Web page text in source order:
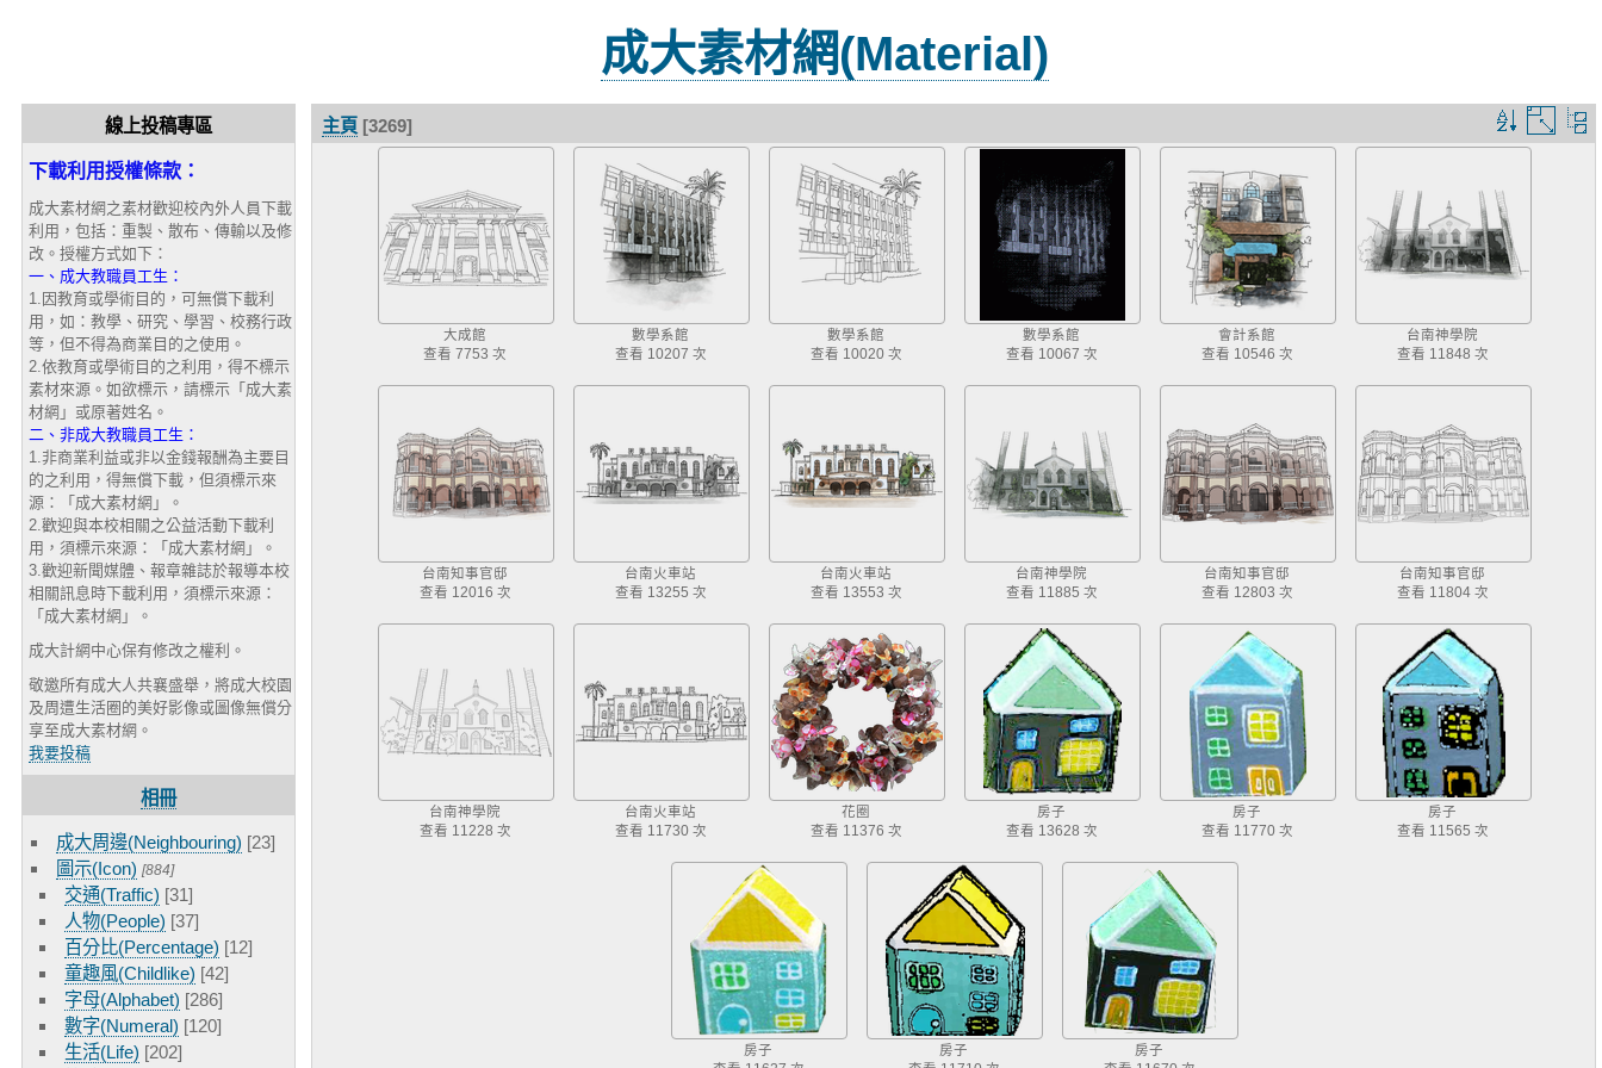
成大素材網(Material)
線上投稿專區
下載利用授權條款：
成大素材網之素材歡迎校內外人員下載
利用，包括：重製、散布、傳輸以及修
改。授權方式如下：
一、成大教職員工生：
1.因教育或學術目的，可無償下載利
用，如：教學、研究、學習、校務行政
等，但不得為商業目的之使用。
2.依教育或學術目的之利用，得不標示
素材來源。如欲標示，請標示「成大素
材網」或原著姓名。
二、非成大教職員工生：
1.非商業利益或非以金錢報酬為主要目
的之利用，得無償下載，但須標示來
源：「成大素材網」。
2.歡迎與本校相關之公益活動下載利
用，須標示來源：「成大素材網」。
3.歡迎新聞媒體、報章雜誌於報導本校
相關訊息時下載利用，須標示來源：
「成大素材網」。
成大計網中心保有修改之權利。
敬邀所有成大人共襄盛舉，將成大校園
及周遭生活圈的美好影像或圖像無償分
享至成大素材網。
我要投稿
相冊
成大周邊(Neighbouring) [23]
圖示(Icon) [884]
交通(Traffic) [31]
人物(People) [37]
百分比(Percentage) [12]
童趣風(Childlike) [42]
字母(Alphabet) [286]
數字(Numeral) [120]
生活(Life) [202]
排
序
圖
主頁 [3269]
大成館
查看 7753 次
數學系館
查看 10207 次
數學系館
查看 10020 次
數學系館
查看 10067 次
會計系館
查看 10546 次
台南神學院
查看 11848 次
台南知事官邸
查看 12016 次
台南火車站
查看 13255 次
台南火車站
查看 13553 次
台南神學院
查看 11885 次
台南知事官邸
查看 12803 次
台南知事官邸
查看 11804 次
台南神學院
查看 11228 次
台南火車站
查看 11730 次
花圈
查看 11376 次
房子
查看 13628 次
房子
查看 11770 次
房子
查看 11565 次
房子
房子
房子